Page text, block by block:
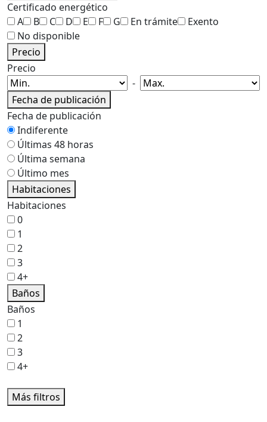
Certificado energético
A
B C D E F G En trámite
Exento
No disponible
Precio
Precio
-
Fecha de publicación
Fecha de publicación
Indiferente
Últimas 48 horas
Última semana
Último mes
Habitaciones
Habitaciones
0
1
2
3
4+
Baños
Baños
1
2
3
4+
Más filtros